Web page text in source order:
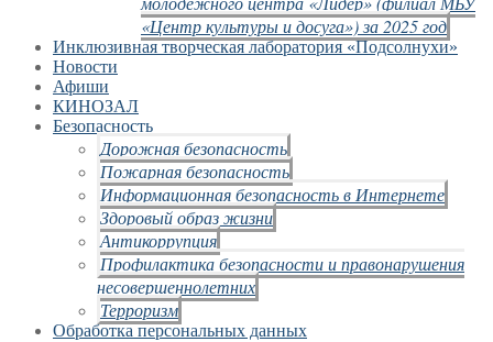
«Центр культуры и досуга») за 2025 год
Инклюзивная творческая лаборатория «Подсолнухи»
Новости
Афиши
КИНОЗАЛ
Безопасность
Дорожная безопасность
Пожарная безопасность
Информационная безопасность в Интернете
Здоровый образ жизни
Антикоррупция
Профилактика безопасности и правонарушения
несовершеннолетних
Терроризм
Обработка персональных данных